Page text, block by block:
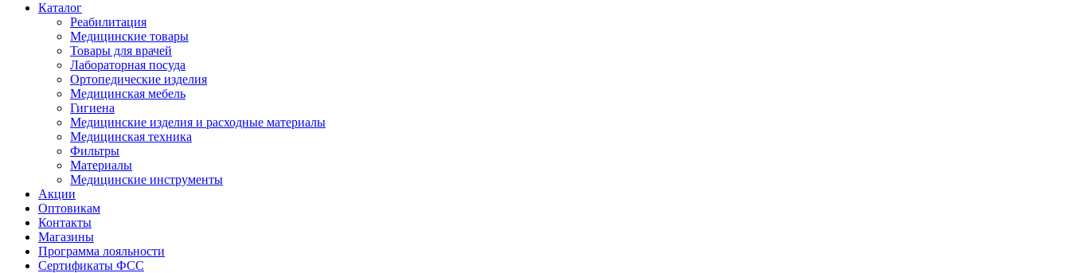
Каталог
Реабилитация
Медицинские товары
Товары для врачей
Лабораторная посуда
Ортопедические изделия
Медицинская мебель
Гигиена
Медицинские изделия и расходные материалы
Медицинская техника
Фильтры
Материалы
Медицинские инструменты
Акции
Оптовикам
Контакты
Магазины
Программа лояльности
Сертификаты ФСС